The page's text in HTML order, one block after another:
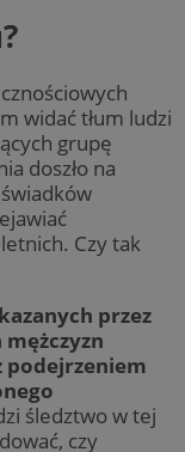
widać tłum ludzi
grupę
doszło na
Czy tak
przez
podejrzeniem
śledztwo w tej
czy